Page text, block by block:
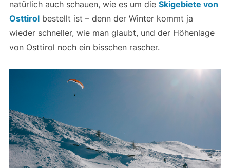
natürlich auch schauen, wie es um die Skigebiete von
Osttirolbestellt ist – denn der Winter kommt ja
wieder schneller, wie man glaubt, und der Höhenlage
von Osttirol noch ein bisschen rascher.